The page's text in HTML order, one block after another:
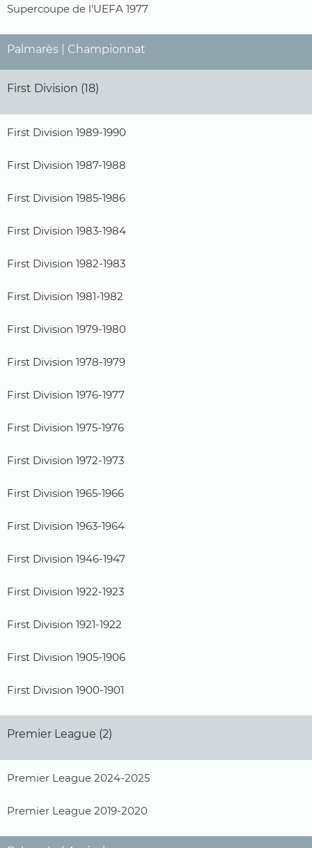
Supercoupe de l'UEFA 1977
Palmarès | Championnat
First Division (18)
First Division 1989-1990
First Division 1987-1988
First Division 1985-1986
First Division 1983-1984
First Division 1982-1983
First Division 1981-1982
First Division 1979-1980
First Division 1978-1979
First Division 1976-1977
First Division 1975-1976
First Division 1972-1973
First Division 1965-1966
First Division 1963-1964
First Division 1946-1947
First Division 1922-1923
First Division 1921-1922
First Division 1905-1906
First Division 1900-1901
Premier League (2)
Premier League 2024-2025
Premier League 2019-2020